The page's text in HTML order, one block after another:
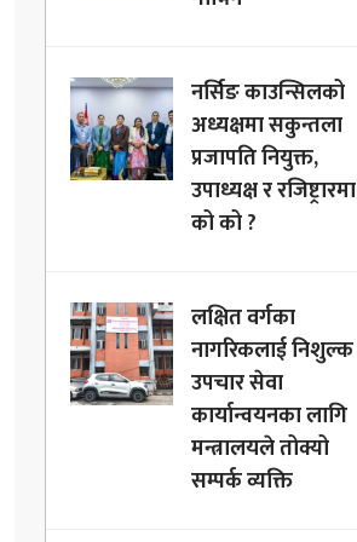
नर्सिङ काउन्सिलको
अध्यक्षमा सकुन्तला
प्रजापति नियुक्त,
उपाध्यक्ष र रजिष्ट्रारमा
को को ?
लक्षित वर्गका
नागरिकलाई निशुल्क
उपचार सेवा
कार्यान्वयनका लागि
मन्त्रालयले तोक्यो
सम्पर्क व्यक्ति